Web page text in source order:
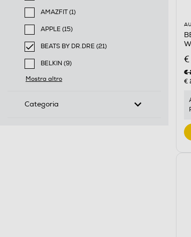
Filtra per Marca: ALPHATHETA
AMAZFIT (1)
Filtra per Marca: AMAZFIT
APPLE (15)
Filtra per Marca: APPLE
BEATS BY DR.DRE (21)
selected Filtro applicato per Marca: BEATS
BELKIN (9)
Filtra per Marca: BELKIN
Mostra altro
Categoria
€
€